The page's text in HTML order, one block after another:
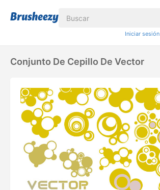
Iniciar sesión
Conjunto De Cepillo De Vector